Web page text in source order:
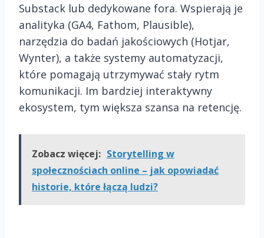
Substack lub dedykowane fora. Wspierają je
analityka (GA4, Fathom, Plausible),
narzędzia do badań jakościowych (Hotjar,
Wynter), a także systemy automatyzacji,
które pomagają utrzymywać stały rytm
komunikacji. Im bardziej interaktywny
ekosystem, tym większa szansa na reten­cję.
Zobacz więcej: Storytelling w
społecznościach online – jak opowiadać
historie, które łączą ludzi?